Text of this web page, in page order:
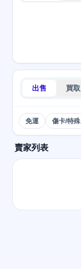
出售 買取
免運 傷卡/特殊
賣家列表